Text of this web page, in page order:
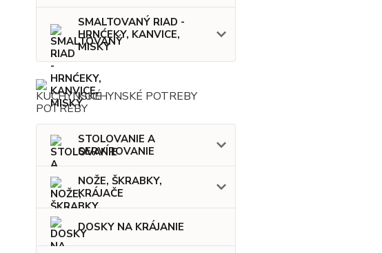
SMALTOVANÝ RIAD -
HRNĆEKY, KANVICE,
MISKY
KUCHYNSKÉ POTREBY
STOLOVANIE A
SERVÍROVANIE
NOŽE, ŠKRABKY,
KRÁJAČE
DOSKY NA KRÁJANIE